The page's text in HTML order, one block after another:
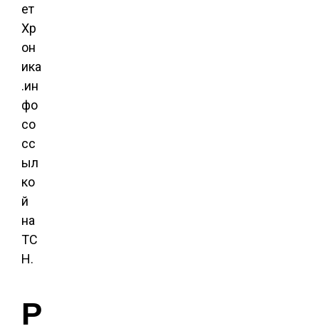
ет
Хр
он
ика
.ин
фо
со
сс
ыл
ко
й
на
ТС
Н.
Р